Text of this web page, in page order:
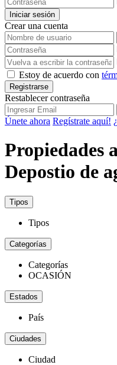
Iniciar sesión
Crear una cuenta
Estoy de acuerdo con
Registrarse
Restablecer contraseña
Únete ahora Regístrate aquí!
Propiedades
Depostio de
Tipos
Tipos
Categorías
Categorías
OCASIÓN
Estados
País
Ciudades
Ciudad